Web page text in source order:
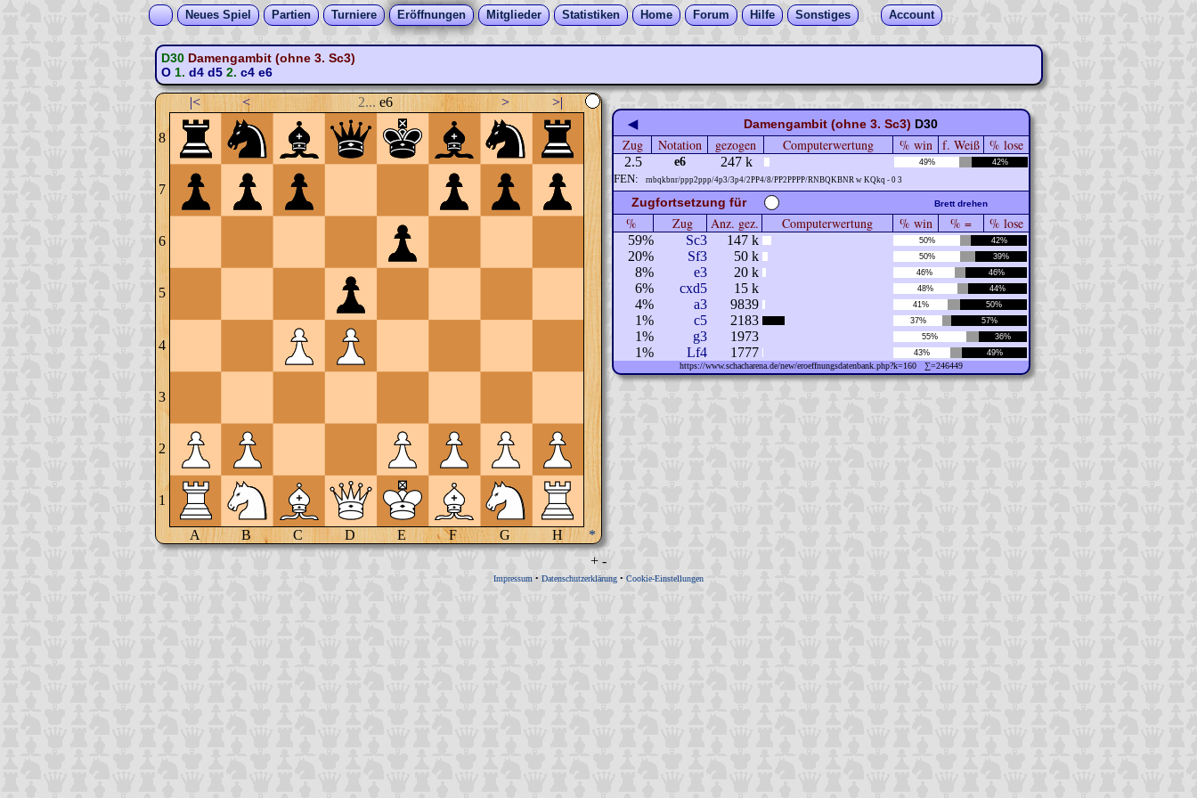
Neues Spiel Partien Turniere Eröffnungen Mitglieder Statistiken Home Forum Hilfe Sonstiges Account
D30 Damengambit (ohne 3. Sc3)
O1. d4 d52. c4 e6
|< < 2... e6 > >|
8
7
6
5
4
3
2
1
A B C D E F G H *
◀ Damengambit (ohne 3. Sc3) D30
Zug Notation gezogen Computerwertung % win f. Weiß % lose
2.5 e6 247 k 49% 42%
FEN: rnbqkbnr/ppp2ppp/4p3/3p4/2PP4/8/PP2PPPP/RNBQKBNR w KQkq - 0 3
Zugfortsetzung für Brett drehen
% Zug Anz. gez. Computerwertung % win % = % lose
59% Sc3 147 k 50% 42%
20% Sf3 50 k 50% 39%
8% e3 20 k 46% 46%
6% cxd5 15 k 48% 44%
4% a3 9839 41% 50%
1% c5 2183 37% 57%
1% g3 1973 55% 36%
1% Lf4 1777 43% 49%
https://www.schacharena.de/new/eroeffnungsdatenbank.php?k=160 ∑=246449
+ -
Impressum • Datenschutzerklärung • Cookie-Einstellungen